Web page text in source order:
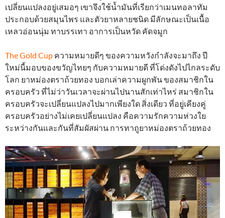
เปลี่ยนแปลงอยู่เสมอๆ เขาจึงใช้น้ำมันที่เรียกว่าเมนทอลาทัม
ประกอบด้วยสมุนไพร และตัวยาหลายชนิด มีลักษณะเป็นเนื้อ
เหลวอ่อนนุ่ม ทาบรรเทา อาการเป็นหวัด คัดจมูก
The Gold Cup ความหมายดีๆ ของความหวังกำลังจะมาถึง ปี
ใหม่นี้มอบของขวัญไทยๆ กับความหมายดี ที่โด่งดังไปไกลระดับ
โลก ยาหม่องตราถ้วยทอง บอกเล่าความผูกพัน ของสมาชิกใน
ครอบครัว ที่ไม่ว่าวันเวลาจะผ่านไปนานสักเท่าไหร่ สมาชิกใน
ครอบครัวจะเปลี่ยนแปลงไปมากเพียงใด สิ่งเดียว ที่อยู่เคียงคู่
ครอบครัวอย่างไม่เคยเปลี่ยนแปลง คือความรักความห่วงใย
ระหว่างกันและกันที่สัมผัสผ่าน การทาถูยาหม่องตราถ้วยทอง